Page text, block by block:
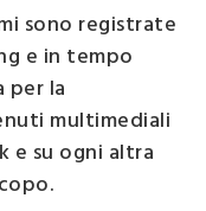
sono registrate
e in tempo
per la
multimediali
e su ogni altra